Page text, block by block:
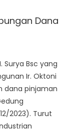
Dana
Surya Bsc yang
Ir. Oktoni
dana pinjaman
2023). Turut